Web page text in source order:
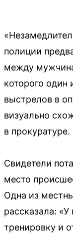
полиции
между
которого один
выстрелов в
визуально
в прокуратуре.
Свидетели
место
Одна из
рассказала:
тренировку и